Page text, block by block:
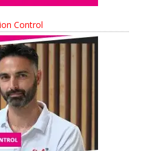
Control